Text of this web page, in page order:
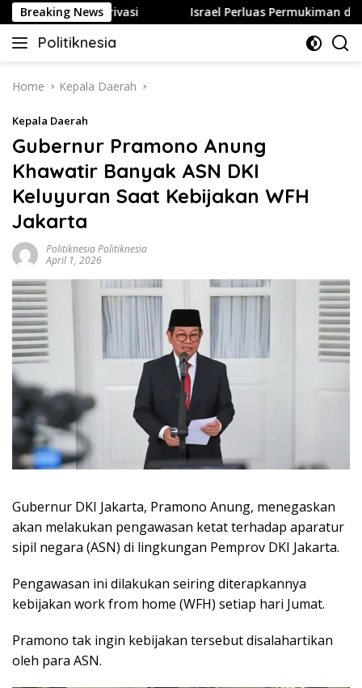
Skip
to
content
Breaking News
Privasi Israel Perluas Permukiman di Yerusalem
Politiknesia
Politiknesia.com
Home Kepala Daerah
Kepala Daerah
Gubernur Pramono Anung
Khawatir Banyak ASN DKI
Keluyuran Saat Kebijakan WFH
Jakarta
Politiknesia Politiknesia
April 1, 2026
Gubernur DKI Jakarta, Pramono Anung, menegaskan
akan melakukan pengawasan ketat terhadap aparatur
sipil negara (ASN) di lingkungan Pemprov DKI Jakarta.
Pengawasan ini dilakukan seiring diterapkannya
kebijakan work from home (WFH) setiap hari Jumat.
Pramono tak ingin kebijakan tersebut disalahartikan
oleh para ASN.